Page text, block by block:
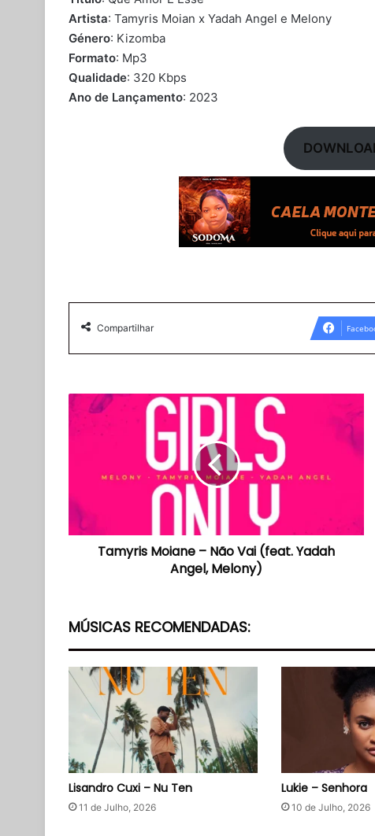
Artista: Tamyris Moian x Yadah Angel e Melony
Género: Kizomba
Formato: Mp3
Qualidade: 320 Kbps
Ano de Lançamento: 2023
Compartilhar
Tamyris
Moiane
Yadah
Melony)
Tamyris Moiane – Não Vai (feat. Yadah
Angel, Melony)
MÚSICAS RECOMENDADAS:
Lisandro Cuxi – Nu Ten
11 de Julho, 2026
Lukie – Senhora
10 de Julho, 2026